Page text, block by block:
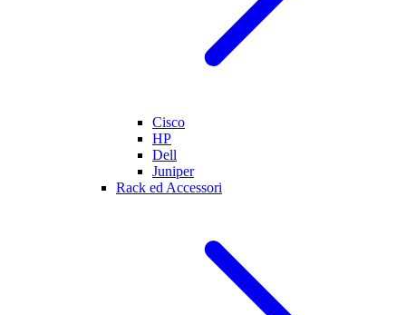
Cisco
HP
Dell
Juniper
Rack ed Accessori